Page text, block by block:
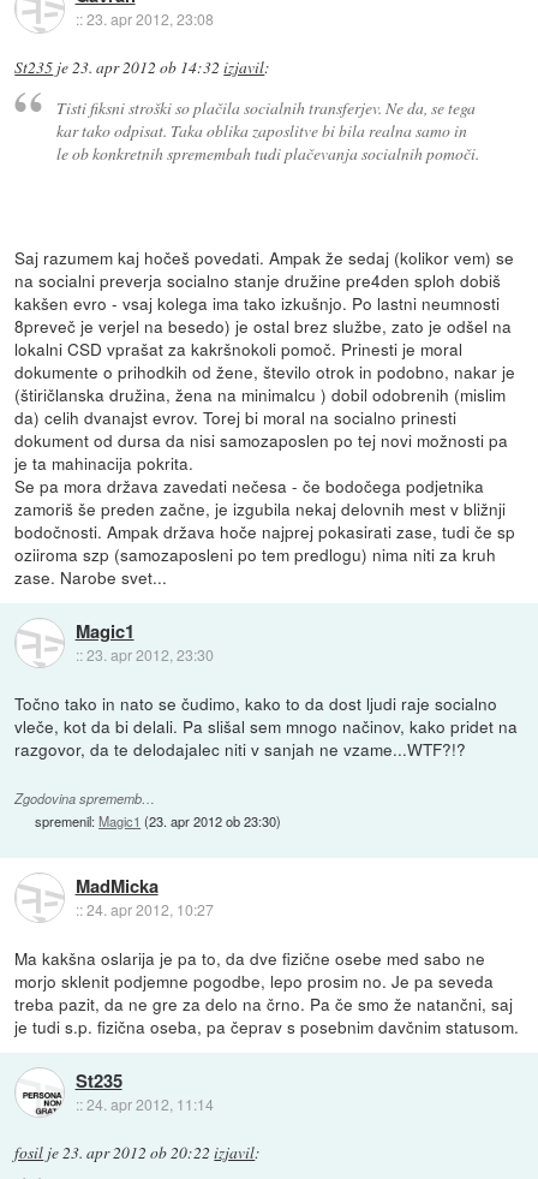
::23. apr 2012, 23:08
St235 je23. apr 2012 ob 14:32 izjavil:
Tisti fiksni stroški so plačila socialnih transferjev. Ne da, se tega
kar tako odpisat. Taka oblika zaposlitve bi bila realna samo in
le ob konkretnih spremembah tudi plačevanja socialnih pomoči.
Saj razumem kaj hočeš povedati. Ampak že sedaj (kolikor vem) se
na socialni preverja socialno stanje družine pre4den sploh dobiš
kakšen evro - vsaj kolega ima tako izkušnjo. Po lastni neumnosti
8preveč je verjel na besedo) je ostal brez službe, zato je odšel na
lokalni CSD vprašat za kakršnokoli pomoč. Prinesti je moral
dokumente o prihodkih od žene, število otrok in podobno, nakar je
(štiričlanska družina, žena na minimalcu ) dobil odobrenih (mislim
da) celih dvanajst evrov. Torej bi moral na socialno prinesti
dokument od dursa da nisi samozaposlen po tej novi možnosti pa
je ta mahinacija pokrita.
Se pa mora država zavedati nečesa - če bodočega podjetnika
zamoriš še preden začne, je izgubila nekaj delovnih mest v bližnji
bodočnosti. Ampak država hoče najprej pokasirati zase, tudi če sp
oziiroma szp (samozaposleni po tem predlogu) nima niti za kruh
zase. Narobe svet...
Magic1
::23. apr 2012, 23:30
Točno tako in nato se čudimo, kako to da dost ljudi raje socialno
vleče, kot da bi delali. Pa slišal sem mnogo načinov, kako pridet na
razgovor, da te delodajalec niti v sanjah ne vzame...WTF?!?
Zgodovina sprememb…
spremenil:Magic1 (23. apr 2012 ob 23:30)
MadMicka
::24. apr 2012, 10:27
Ma kakšna oslarija je pa to, da dve fizične osebe med sabo ne
morjo sklenit podjemne pogodbe, lepo prosim no. Je pa seveda
treba pazit, da ne gre za delo na črno. Pa če smo že natančni, saj
je tudi s.p. fizična oseba, pa čeprav s posebnim davčnim statusom.
St235
::24. apr 2012, 11:14
fosil je23. apr 2012 ob 20:22 izjavil: